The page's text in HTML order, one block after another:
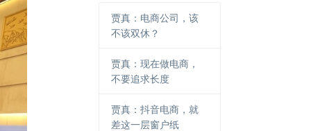
贾真：电商公司，该
不该双休？
贾真：现在做电商，
不要追求长度
贾真：抖音电商，就
差这一层窗户纸